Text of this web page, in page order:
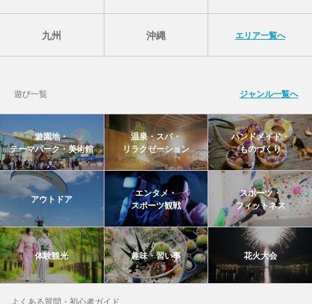
九州 沖縄 エリア一覧へ
遊び一覧 ジャンル一覧へ
遊園地・
テーマパーク・美術館
温泉・スパ・
リラクゼーション
ハンドメイド・
ものづくり
アウトドア
エンタメ・
スポーツ観戦
スポーツ・
フィットネス
体験観光 趣味・習い事 花火大会
よくある質問・初心者ガイド